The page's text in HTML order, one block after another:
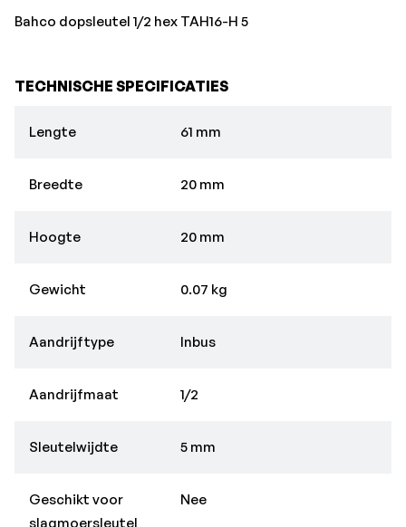
Bahco dopsleutel 1/2 hex TAH16-H 5
TECHNISCHE SPECIFICATIES
Lengte 61 mm
Breedte 20 mm
Hoogte 20 mm
Gewicht 0.07 kg
Aandrijftype Inbus
Aandrijfmaat 1/2
Sleutelwijdte 5 mm
Geschikt voor
slagmoersleutel
Nee